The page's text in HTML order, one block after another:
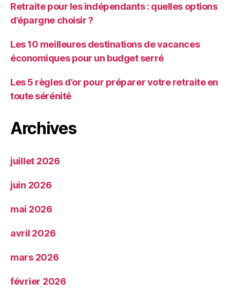
Retraite pour les indépendants : quelles options
d’épargne choisir ?
Les 10 meilleures destinations de vacances
économiques pour un budget serré
Les 5 règles d’or pour préparer votre retraite en
toute sérénité
Archives
juillet 2026
juin 2026
mai 2026
avril 2026
mars 2026
février 2026